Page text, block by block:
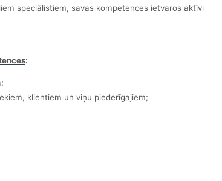
speciālistiem, savas kompetences ietvaros aktīvi
:
klientiem un viņu piederīgajiem;